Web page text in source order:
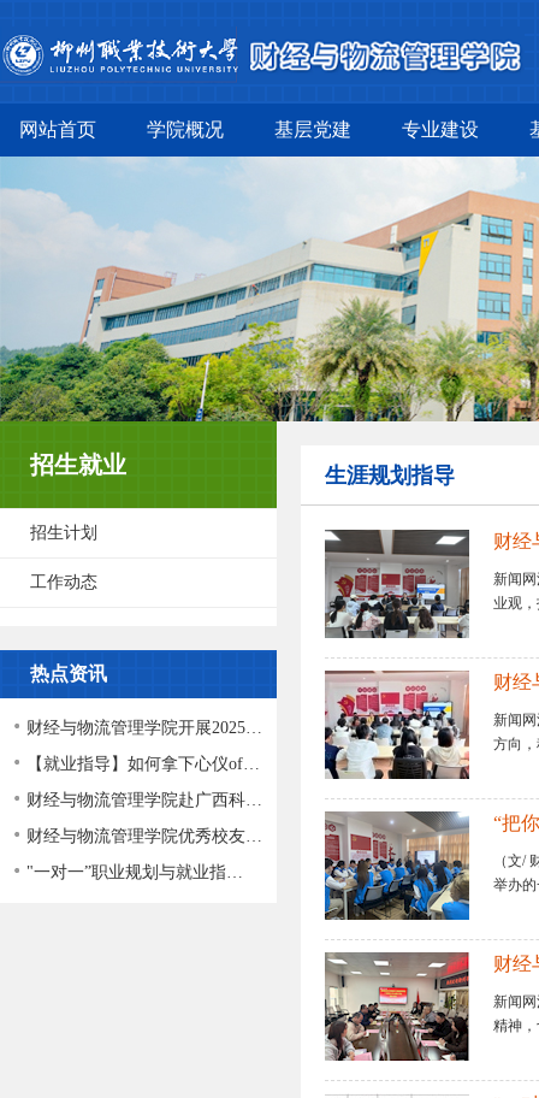
网站首页 学院概况 基层党建 专业建设
招生就业
招生计划
工作动态
热点资讯
财经与物流管理学院开展2025…
【就业指导】如何拿下心仪of…
财经与物流管理学院赴广西科…
财经与物流管理学院优秀校友…
"一对一”职业规划与就业指…
生涯规划指导
财经
新闻
业观
财经
新闻
方向
“把
（文/
举办
财经
新闻
精神